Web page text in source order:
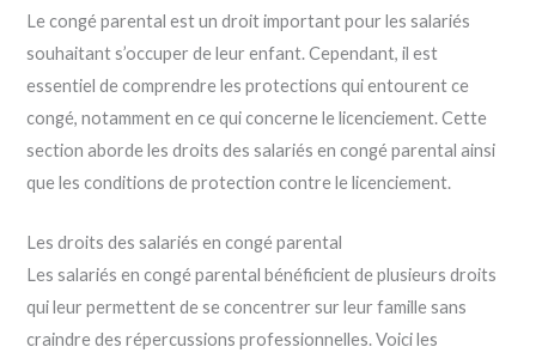
Le congé parental est un droit important pour les salariés
souhaitant s’occuper de leur enfant. Cependant, il est
essentiel de comprendre les protections qui entourent ce
congé, notamment en ce qui concerne le licenciement. Cette
section aborde les droits des salariés en congé parental ainsi
que les conditions de protection contre le licenciement.
Les droits des salariés en congé parental
Les salariés en congé parental bénéficient de plusieurs droits
qui leur permettent de se concentrer sur leur famille sans
craindre des répercussions professionnelles. Voici les